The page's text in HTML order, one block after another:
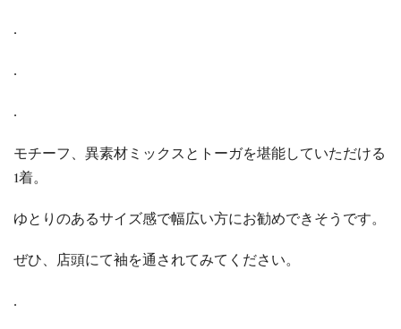
.
.
.
モチーフ、異素材ミックスとトーガを堪能していただける
1着。
ゆとりのあるサイズ感で幅広い方にお勧めできそうです。
ぜひ、店頭にて袖を通されてみてください。
.